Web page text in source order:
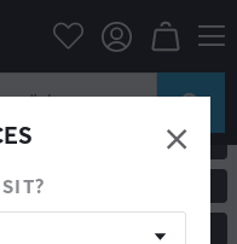
PC & BILDSKÄRMAR